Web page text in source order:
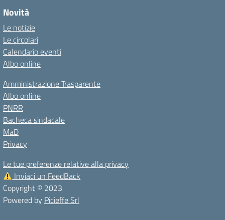
Novità
Le notizie
Le circolari
Calendario eventi
Albo online
Amministrazione Trasparente
Albo online
PNRR
Bacheca sindacale
MaD
Privacy
Le tue preferenze relative alla privacy
Inviaci un FeedBack
Copyright © 2023
Powered by Picieffe Srl